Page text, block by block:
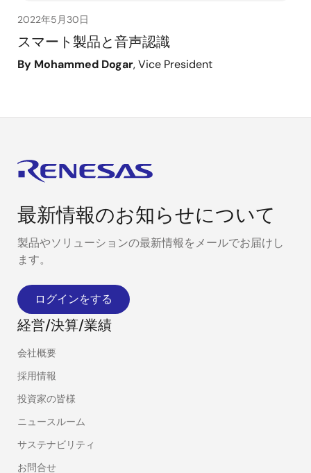
2022年5月30日
スマート製品と音声認識
By Mohammed Dogar, Vice President
最新情報のお知らせについて
製品やソリューションの最新情報をメールでお届けし
ます。
ログインをする
経営/決算/業績
会社概要
採用情報
投資家の皆様
ニュースルーム
サステナビリティ
お問合せ